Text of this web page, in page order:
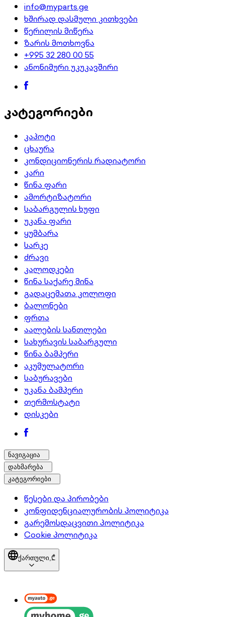
info@myparts.ge
ხშირად დასმული კითხვები
წერილის მიწერა
ზარის მოთხოვნა
+995 32 280 00 55
ანონიმური უკუკავშირი
კატეგორიები
კაპოტი
ცხაურა
კონდიციონერის რადიატორი
კარი
წინა ფარი
ამორტიზატორი
საბარგულის ხუფი
უკანა ფარი
ყუმბარა
სარკე
ძრავი
კალოდკები
წინა საქარე მინა
გადაცემათა კოლოფი
ბალონები
ფრთა
აალების სანთლები
სახურავის საბარგული
წინა ბამპერი
აკუმულატორი
საბურავები
უკანა ბამპერი
თერმოსტატი
დისკები
ნავიგაცია
დახმარება
კატეგორიები
წესები და პირობები
კონფიდენციალურობის პოლიტიკა
გარემოსდაცვითი პოლიტიკა
Cookie პოლიტიკა
ქართული,₾